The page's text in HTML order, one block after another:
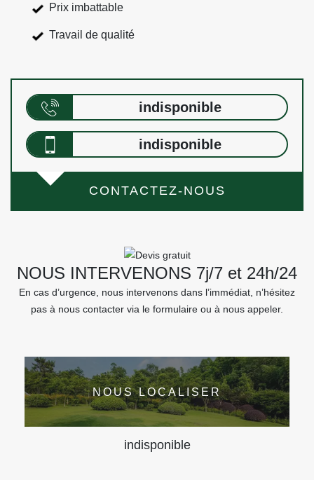
Prix imbattable
Travail de qualité
indisponible
indisponible
CONTACTEZ-NOUS
NOUS INTERVENONS 7j/7 et 24h/24
En cas d’urgence, nous intervenons dans l’immédiat, n’hésitez
pas à nous contacter via le formulaire ou à nous appeler.
NOUS LOCALISER
indisponible